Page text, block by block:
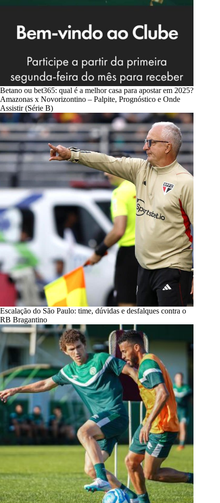
Betano ou bet365: qual é a melhor casa para apostar em 2025?
Amazonas x Novorizontino – Palpite, Prognóstico e Onde
Assistir (Série B)
Escalação do São Paulo: time, dúvidas e desfalques contra o
RB Bragantino